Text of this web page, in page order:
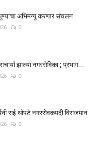
पुण्याचा अभिमन्यू करणार संचलन
0
झाल्या नगरसेविका ; प्रभाग...
0
सई थोपटे नगरसेवकपदी विराजमान
0